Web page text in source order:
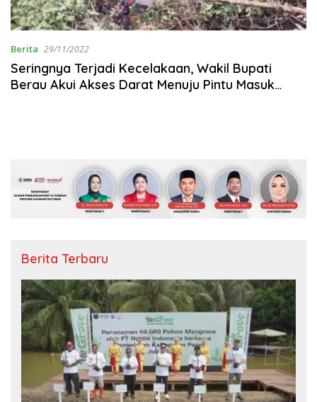
Berita 29/11/2022
Seringnya Terjadi Kecelakaan, Wakil Bupati
Berau Akui Akses Darat Menuju Pintu Masuk
Berita Terbaru